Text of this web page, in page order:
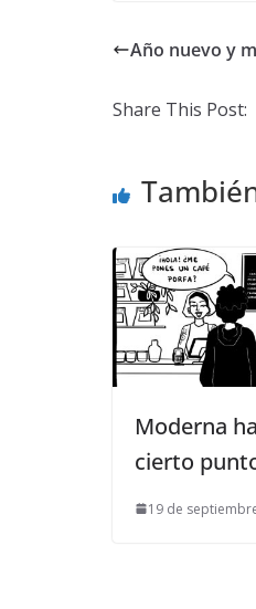
Año nuevo y
Share This Post:
Moderna
cierto
19 de